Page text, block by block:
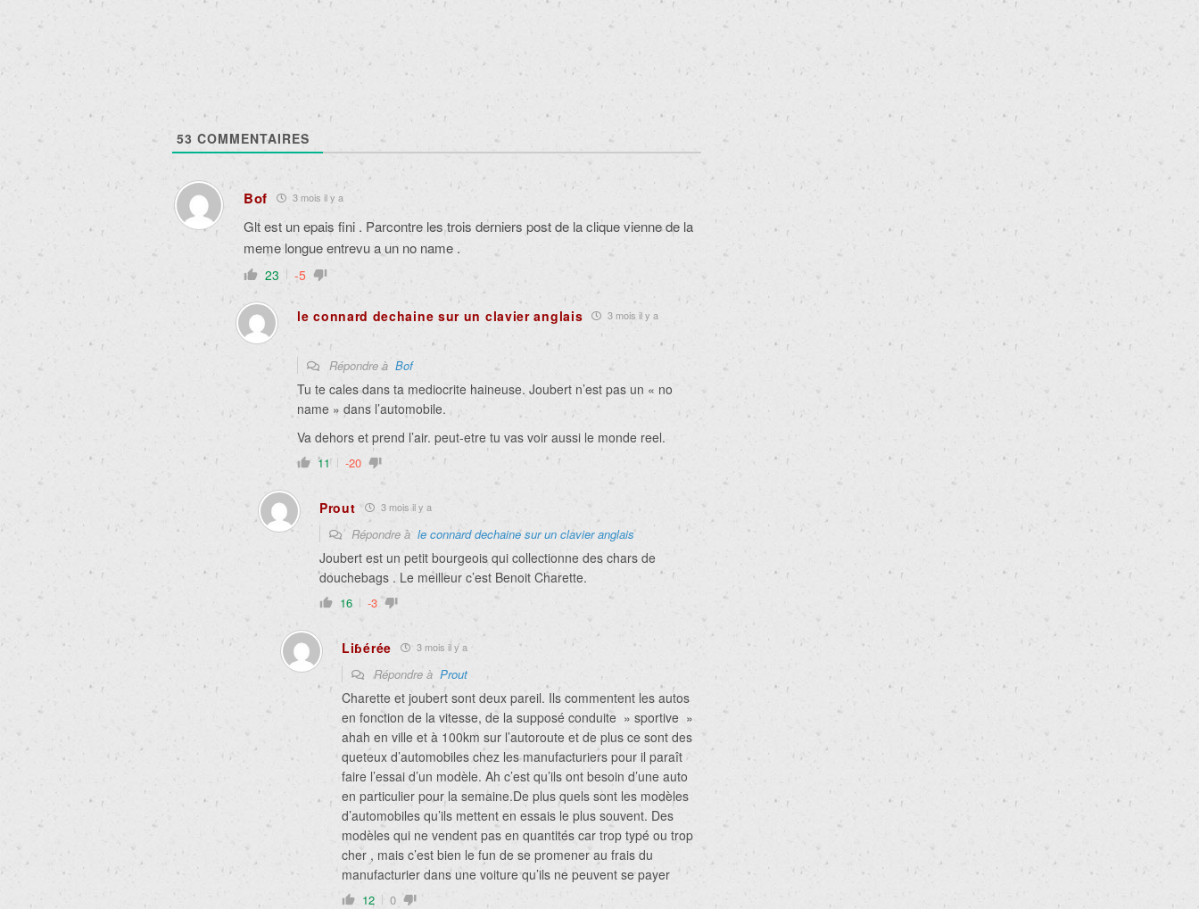
53 COMMENTAIRES
Bof 3 mois il y a
Glt est un epais fini . Parcontre les trois derniers post de la clique vienne de la
meme longue entrevu a un no name .
23 -5
le connard dechaine sur un clavier anglais 3 mois il y a
Répondre à Bof
Tu te cales dans ta mediocrite haineuse. Joubert n’est pas un « no
name » dans l’automobile.
Va dehors et prend l’air. peut-etre tu vas voir aussi le monde reel.
11 -20
Prout 3 mois il y a
Répondre à le connard dechaine sur un clavier anglais
Joubert est un petit bourgeois qui collectionne des chars de
douchebags . Le meilleur c’est Benoit Charette.
16 -3
Liɓérée 3 mois il y a
Répondre à Prout
Charette et joubert sont deux pareil. Ils commentent les autos
en fonction de la vitesse, de la supposé conduite » sportive »
ahah en ville et à 100km sur l’autoroute et de plus ce sont des
queteux d’automobiles chez les manufacturiers pour il paraît
faire l’essai d’un modèle. Ah c’est qu’ils ont besoin d’une auto
en particulier pour la semaine.De plus quels sont les modèles
d’automobiles qu’ils mettent en essais le plus souvent. Des
modèles qui ne vendent pas en quantités car trop typé ou trop
cher , mais c’est bien le fun de se promener au frais du
manufacturier dans une voiture qu’ils ne peuvent se payer
12 0